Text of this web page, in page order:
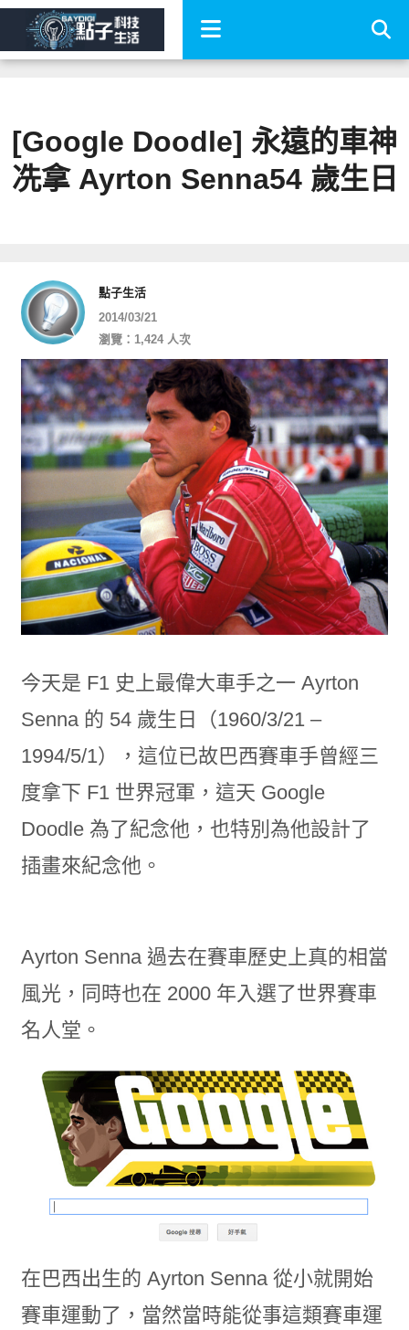
[Google Doodle] 永遠的車神
冼拿 Ayrton Senna54 歲生日
點子生活
2014/03/21
瀏覽：1,424 人次
今天是 F1 史上最偉大車手之一 Ayrton
Senna 的 54 歲生日（1960/3/21 –
1994/5/1），這位已故巴西賽車手曾經三
度拿下 F1 世界冠軍，這天 Google
Doodle 為了紀念他，也特別為他設計了
插畫來紀念他。
Ayrton Senna 過去在賽車歷史上真的相當
風光，同時也在 2000 年入選了世界賽車
名人堂。
在巴西出生的 Ayrton Senna 從小就開始
賽車運動了，當然當時能從事這類賽車運